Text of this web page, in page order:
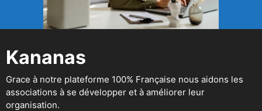
Kananas
Grace à notre plateforme 100% Française nous aidons les
associations à se développer et à améliorer leur
organisation.